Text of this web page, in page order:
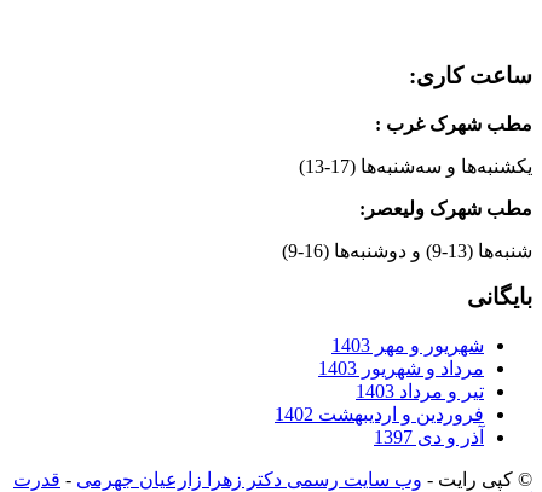
ساعت کاری:
مطب شهرک غرب :
یکشنبه‌ها و سه‌شنبه‌ها (17-13)
مطب شهرک ولیعصر:
شنبه‌ها (13-9) و دوشنبه‌ها (16-9)
بایگانی
شهریور و مهر 1403
مرداد و شهریور 1403
تیر و مرداد 1403
فروردین و اردیبهشت 1402
آذر و دی 1397
© کپی رایت - وب سایت رسمی دکتر زهرا زارعیان جهرمی - قدرت